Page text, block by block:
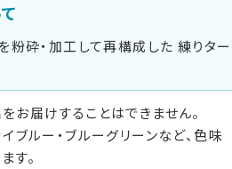
粉砕・加工して再構成した 練りター
お届けすることはできません。
ブルー・ブルーグリーンなど、色味
す。